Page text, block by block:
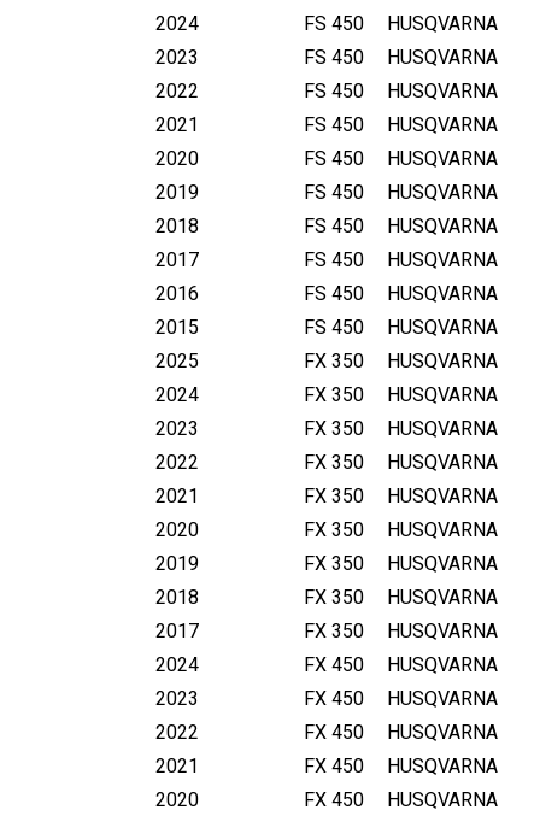
HUSQVARNA
FS 450
2024
HUSQVARNA
FS 450
2023
HUSQVARNA
FS 450
2022
HUSQVARNA
FS 450
2021
HUSQVARNA
FS 450
2020
HUSQVARNA
FS 450
2019
HUSQVARNA
FS 450
2018
HUSQVARNA
FS 450
2017
HUSQVARNA
FS 450
2016
HUSQVARNA
FS 450
2015
HUSQVARNA
FX 350
2025
HUSQVARNA
FX 350
2024
HUSQVARNA
FX 350
2023
HUSQVARNA
FX 350
2022
HUSQVARNA
FX 350
2021
HUSQVARNA
FX 350
2020
HUSQVARNA
FX 350
2019
HUSQVARNA
FX 350
2018
HUSQVARNA
FX 350
2017
HUSQVARNA
FX 450
2024
HUSQVARNA
FX 450
2023
HUSQVARNA
FX 450
2022
HUSQVARNA
FX 450
2021
HUSQVARNA
FX 450
2020